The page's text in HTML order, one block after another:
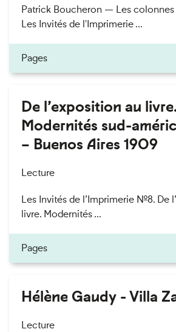
Patrick Boucheron — Les colonnes
Les Invités de l'Imprimerie ...
Pages
De l’exposition au livre.
Modernités sud-
– Buenos Aires 1909
Lecture
Les Invités de l’Imprimerie n°8. De
livre. Modernités ...
Pages
Hélène Gaudy - Villa
Lecture